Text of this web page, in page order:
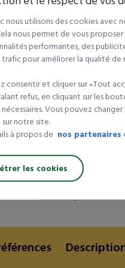
Certifiée CE
Installation facile
Larampe d’accès
est spécialement
plateformes basses.
offre une surface large
une montée fluide et
importantes. Sa
certification CEen
durable, idéal pour les
exigeants.
Quels sont les
Larampe d’accès
En savoir plus
Télécharger les
nous utilisons des cookies
nous permet de vous
performantes, des
pour améliorer la qualité de
consentir et cliquer sur «Tout
refus, en cliquant sur les
Vous pouvez
notre site.
à propos de nos partenaires
les cookies